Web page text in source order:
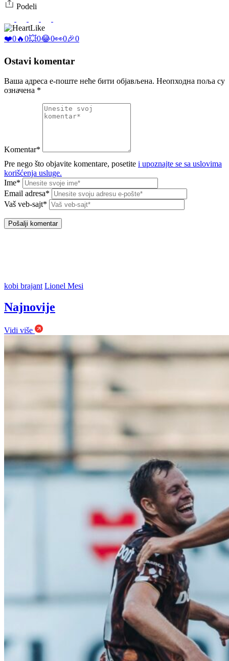
Podeli
Like
❤️0🔥0💥0😂0👀0🎉0
Ostavi komentar
Ваша адреса е-поште неће бити објављена. Неопходна поља су
означена *
Komentar*
Pre nego što objavite komentare, posetite i upoznajte se sa uslovima
korišćenja usluge.
Ime*
Email adresa*
Vaš veb-sajt*
kobi brajant Lionel Mesi
Najnovije
Vidi više